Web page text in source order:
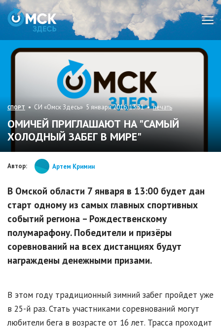
СПОРТ • СИ «Омск Здесь» 5 января 2016, 13:31 •печать
ОМИЧЕЙ ПРИГЛАШАЮТ НА "САМЫЙ
ХОЛОДНЫЙ ЗАБЕГ В МИРЕ"
Автор: Артем Кримин
В Омской области 7 января в 13:00 будет дан
старт одному из самых главных спортивных
событий региона – Рождественскому
полумарафону. Победители и призёры
соревнований на всех дистанциях будут
награждены денежными призами.
В этом году традиционный зимний забег пройдет уже
в 25-й раз. Стать участниками соревнований могут
любители бега в возрасте от 16 лет. Трасса проходит